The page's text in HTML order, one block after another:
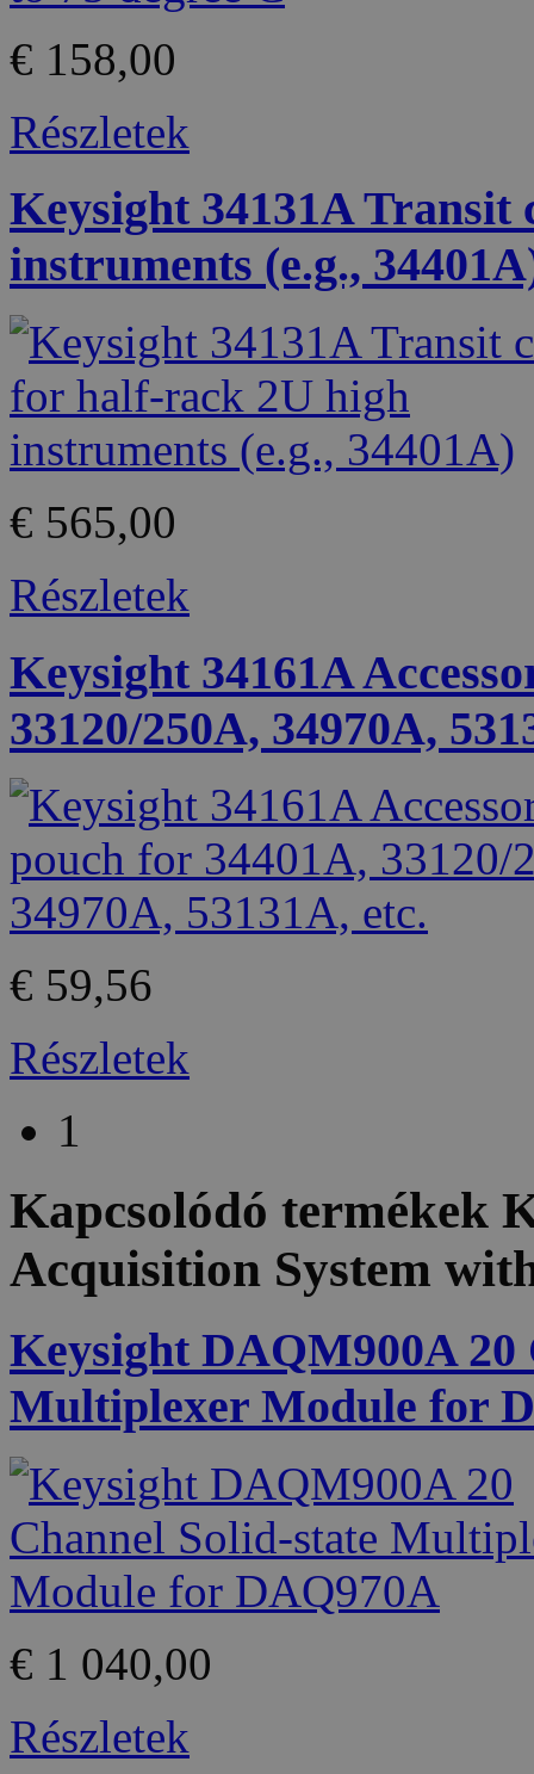
€ 158,00
Részletek
Keysight 34131A
instruments (e.g.,
€ 565,00
Részletek
Keysight 34161A
33120/250A, 34970A,
€ 59,56
Részletek
1
Kapcsolódó termékek
Acquisition System
Keysight DAQM900A 20
Multiplexer Module for
€ 1 040,00
Részletek